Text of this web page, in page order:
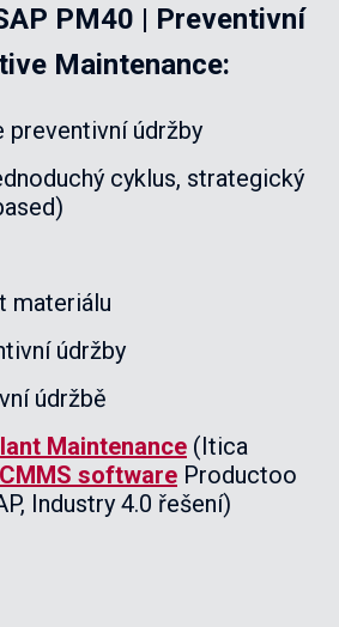
PM40 | Preventivní
Maintenance:
preventivní údržby
cyklus, strategický
materiálu
údržby
údržbě
Maintenance (Itica
CMMS software Productoo
Industry 4.0 řešení)